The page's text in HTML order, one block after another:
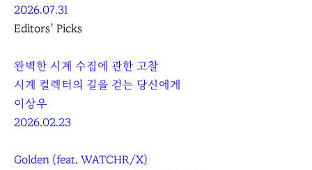
2026.07.31
Editors’ Picks
완벽한 시계 수집에 관한 고찰
시계 컬렉터의 길을 걷는 당신에게
이상우
2026.02.23
Golden (feat. WATCHR/X)